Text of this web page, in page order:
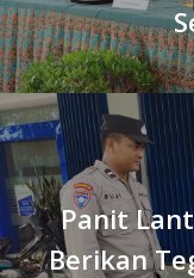
Panit
Berikan